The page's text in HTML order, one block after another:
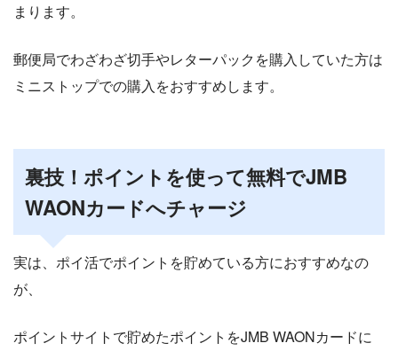
まります。
郵便局でわざわざ切手やレターパックを購入していた方は
ミニストップでの購入をおすすめします。
裏技！ポイントを使って無料でJMB
WAONカードへチャージ
実は、ポイ活でポイントを貯めている方におすすめなの
が、
ポイントサイトで貯めたポイントをJMB WAONカードに